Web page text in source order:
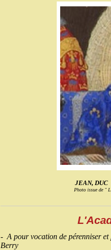
JEAN,
Photo issue de "
- A pour vocation de pérenniser
Berry